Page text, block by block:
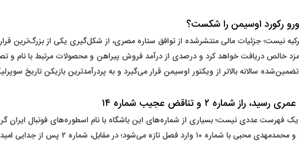
نیست؛ جزئیات مالی منتشرشده از توافق ستاره مصری، از شکل‌گیری یکی از بزرگ‌ترین
ترکیه‌ای، صلاح در هر فصل ۱۷ میلیون یورو دستمزد خالص دریافت خواهد کرد و درصدی از درآمد فروش پیراهن و محصولات
سالانه بالاتر از ویکتور اوسیمن قرار می‌گیرد و به پردرآمدترین بازیکن تاریخ
بازیکنان پرسپولیس برای فصل ۱۴۰۵–۱۴۰۶ فقط انتشار یک فهرست عددی نیست؛ بسیاری از شماره‌های این باشگاه با نام